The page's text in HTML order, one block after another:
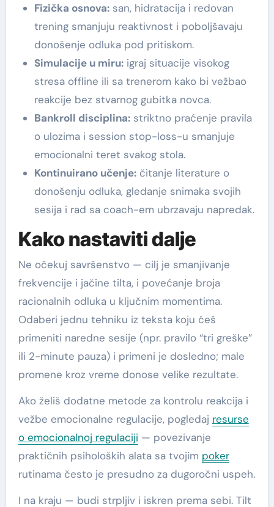
Fizička osnova:san, hidratacija i redovan
trening smanjuju reaktivnost i poboljšavaju
donošenje odluka pod pritiskom.
Simulacije u miru:igraj situacije visokog
stresa offline ili sa trenerom kako bi vežbao
reakcije bez stvarnog gubitka novca.
Bankroll disciplina:striktno praćenje pravila
o ulozima i session stop-loss-u smanjuje
emocionalni teret svakog stola.
Kontinuirano učenje:čitanje literature o
donošenju odluka, gledanje snimaka svojih
sesija i rad sa coach-em ubrzavaju napredak.
Kako nastaviti dalje
Ne očekuj savršenstvo — cilj je smanjivanje
frekvencije i jačine tilta, i povećanje broja
racionalnih odluka u ključnim momentima.
Odaberi jednu tehniku iz teksta koju ćeš
primeniti naredne sesije (npr. pravilo “tri greške”
ili 2-minute pauza) i primeni je dosledno; male
promene kroz vreme donose velike rezultate.
Ako želiš dodatne metode za kontrolu reakcija i
vežbe emocionalne regulacije, pogledaj resurse
o emocionalnoj regulaciji — povezivanje
praktičnih psiholoških alata sa tvojim poker
rutinama često je presudno za dugoročni uspeh.
I na kraju — budi strpljiv i iskren prema sebi. Tilt